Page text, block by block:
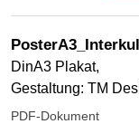
DinA3 Plakat,
Gestaltung: TM
PDF-Dokument